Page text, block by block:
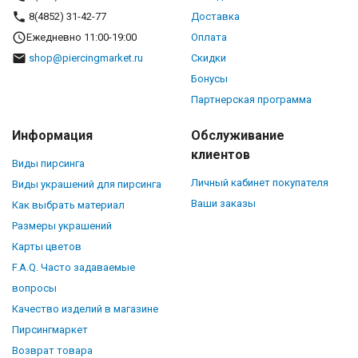
8(4852) 31-42-77
Ежедневно 11:00-19:00
shop@piercingmarket.ru
Доставка
Оплата
Скидки
Бонусы
Партнерская программа
Информация
Виды пирсинга
Виды украшений для пирсинга
Как выбрать материал
Размеры украшений
Карты цветов
F.A.Q. Часто задаваемые
вопросы
Качество изделий в магазине
Пирсингмаркет
Возврат товара
Обслуживание
клиентов
Личный кабинет покупателя
Ваши заказы